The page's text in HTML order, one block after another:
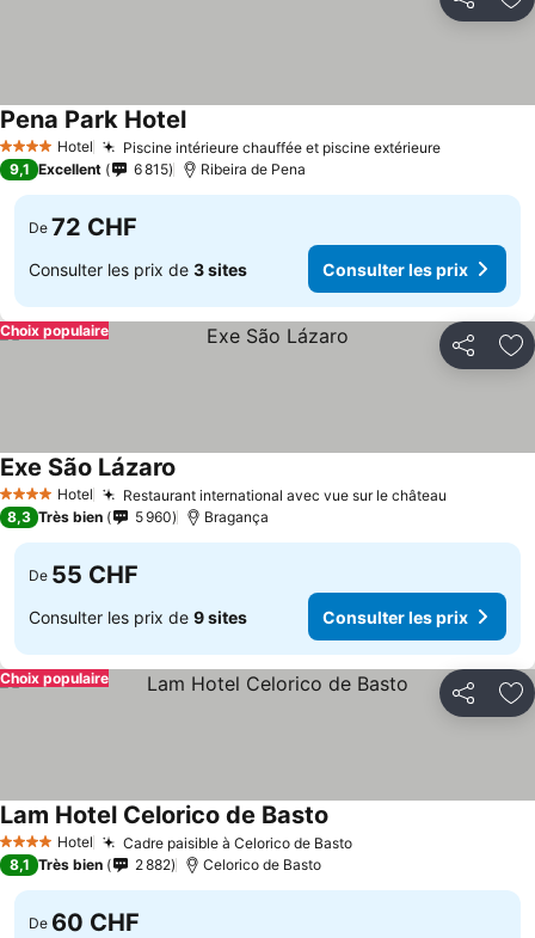
Partager
4 Étoiles Hotel Piscine intérieure chauffée et piscine extérieure
Pena Park Hotel
9,1 Excellent 6 815 Ribeira de Pena
De 72 CHF
Consulter les prix de 3 sites Consulter les prix
Partager
Choix populaire
4 Étoiles Hotel Restaurant international avec vue sur le château
Exe São Lázaro
8,3 Très bien 5 960 Bragança
De 55 CHF
Consulter les prix de 9 sites Consulter les prix
Partager
Choix populaire
4 Étoiles Hotel Cadre paisible à Celorico de Basto
Lam Hotel Celorico de Basto
8,1 Très bien 2 882 Celorico de Basto
De 60 CHF